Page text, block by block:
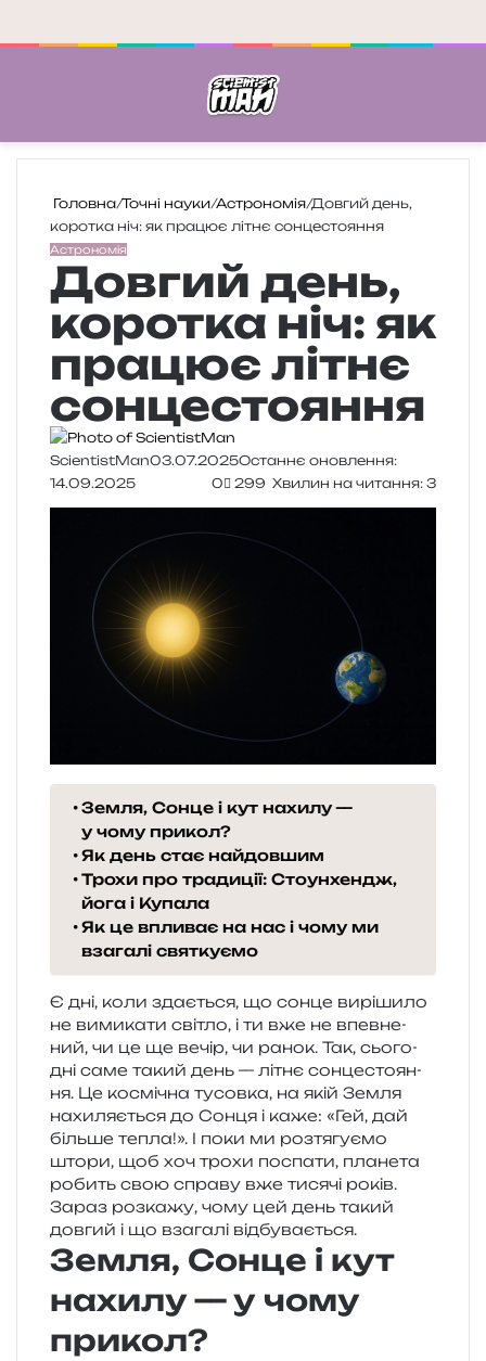
Головна/Точні науки/Астрономія/Довгий день,
коротка ніч: як працює літнє сонцестояння
Астрономія
Довгий день,
коротка ніч: як
працює літнє
сонцестояння
ScientistMan03.07.2025Останнє оновлення:
14.09.2025
0 299 Хвилин на читання: 3
Земля, Сонце і кут нахилу —
у чому прикол?
Як день стає найдовшим
Трохи про традиції: Стоунхендж,
йога і Купала
Як це впливає на нас і чому ми
взагалі святкуємо
Є дні, коли зда­є­ться, що сонце вирі­ши­ло
не вими­ка­ти сві­тло, і ти вже не впев­не­
ний, чи це ще вечір, чи ранок. Так, сьо­го­
дні саме такий день — літнє сон­це­сто­я­н­
ня. Це космі­чна тусов­ка, на якій Земля
нахи­ля­є­ться до Сонця і каже: «Гей, дай
біль­ше тепла!». І поки ми роз­тя­гу­є­мо
штори, щоб хоч трохи поспа­ти, пла­не­та
робить свою спра­ву вже тися­чі років.
Зараз роз­ка­жу, чому цей день такий
дов­гий і що вза­га­лі відбувається.
Земля, Сонце і кут
нахилу — у чому
прикол?